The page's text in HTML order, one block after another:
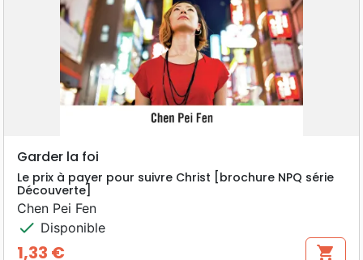
Garder la foi
Le prix à payer pour suivre Christ [brochure NPQ série
Découverte]
Chen Pei Fen
check Disponible
1,33 € shopping_cart